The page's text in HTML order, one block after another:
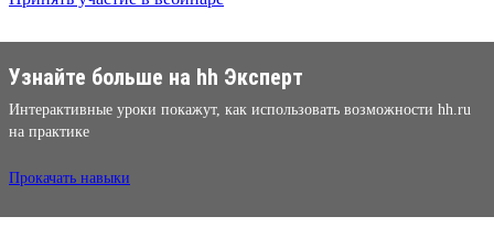
Узнайте больше на hh Эксперт
Интерактивные уроки покажут, как использовать возможности hh.ru
на практике
Прокачать навыки